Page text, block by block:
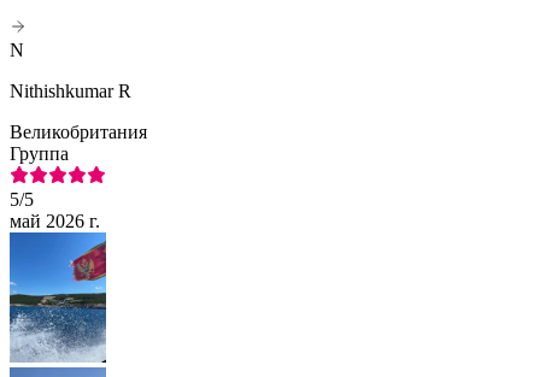
N
Nithishkumar R
Великобритания
Группа
5/5
май 2026 г.